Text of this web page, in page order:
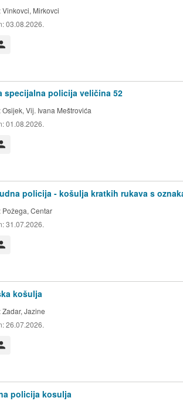
Vinkovci, Mirkovci
03.08.2026.
specijalna policija veličina 52
Osijek, Vij. Ivana Meštrovića
01.08.2026.
policija - košulja kratkih rukava s
Požega, Centar
31.07.2026.
košulja
Zadar, Jazine
26.07.2026.
policija kosulja